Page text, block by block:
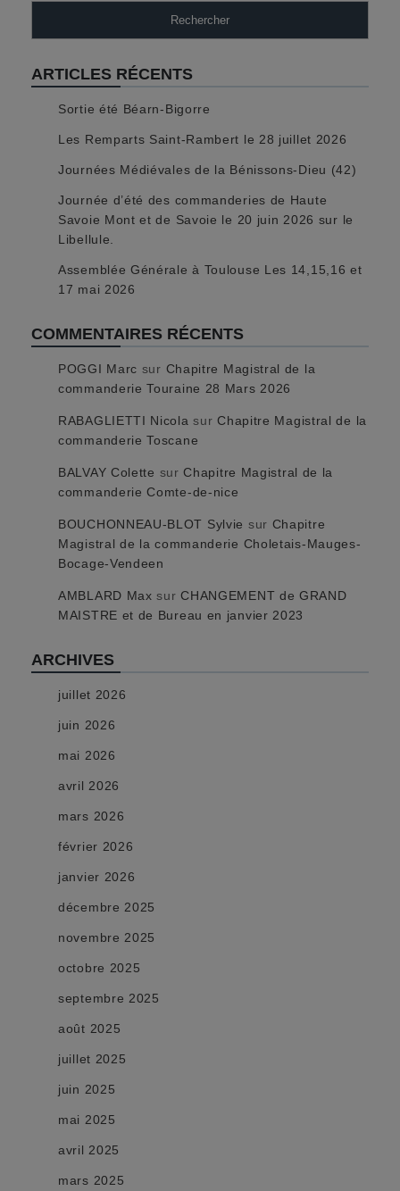
Rechercher
ARTICLES RÉCENTS
Sortie été Béarn-Bigorre
Les Remparts Saint-Rambert le 28 juillet 2026
Journées Médiévales de la Bénissons-Dieu (42)
Journée d’été des commanderies de Haute
Savoie Mont et de Savoie le 20 juin 2026 sur le
Libellule.
Assemblée Générale à Toulouse Les 14,15,16 et
17 mai 2026
COMMENTAIRES RÉCENTS
POGGI Marc sur Chapitre Magistral de la
commanderie Touraine 28 Mars 2026
RABAGLIETTI Nicola surChapitre Magistral de la
commanderie Toscane
BALVAY Colette surChapitre Magistral de la
commanderie Comte-de-nice
BOUCHONNEAU-BLOT Sylvie sur Chapitre
Magistral de la commanderie Choletais-Mauges-
Bocage-Vendeen
AMBLARD Max surCHANGEMENT de GRAND
MAISTRE et de Bureau en janvier 2023
ARCHIVES
juillet 2026
juin 2026
mai 2026
avril 2026
mars 2026
février 2026
janvier 2026
décembre 2025
novembre 2025
octobre 2025
septembre 2025
août 2025
juillet 2025
juin 2025
mai 2025
avril 2025
mars 2025